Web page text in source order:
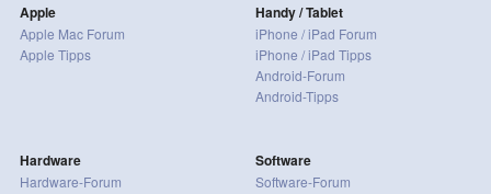
Apple
Apple Mac Forum
Apple Tipps
Handy / Tablet
iPhone / iPad Forum
iPhone / iPad Tipps
Android-Forum
Android-Tipps
Hardware
Hardware-Forum
Software
Software-Forum